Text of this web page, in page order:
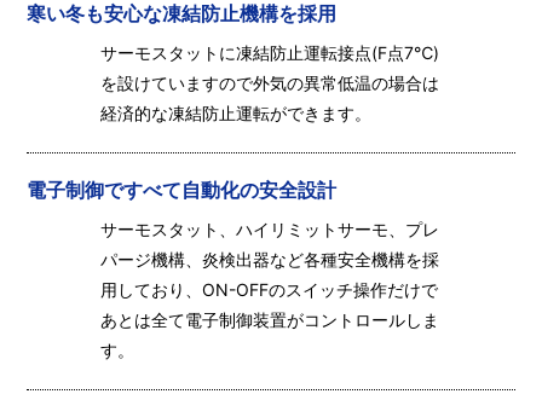
寒い冬も安心な凍結防止機構を採用
サーモスタットに凍結防止運転接点(F点7℃)
を設けていますので外気の異常低温の場合は
経済的な凍結防止運転ができます。
電子制御ですべて自動化の安全設計
サーモスタット、ハイリミットサーモ、プレ
パージ機構、炎検出器など各種安全機構を採
用しており、ON-OFFのスイッチ操作だけで
あとは全て電子制御装置がコントロールしま
す。